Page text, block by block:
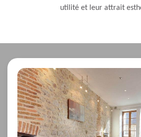
utilité et leur attrait